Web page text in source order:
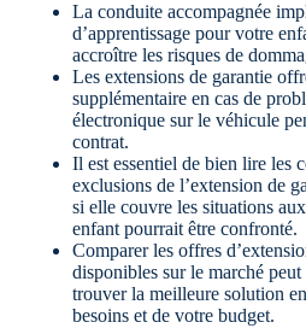
La conduite accompagnée
d’apprentissage pour votre
accroître les risques de
Les extensions de garantie
supplémentaire en cas de
électronique sur le véhicule
contrat.
Il est essentiel de bien lire les
exclusions de l’extension de
si elle couvre les situations
enfant pourrait être confronté.
Comparer les offres
disponibles sur le marché peut
trouver la meilleure solution
besoins et de votre budget.